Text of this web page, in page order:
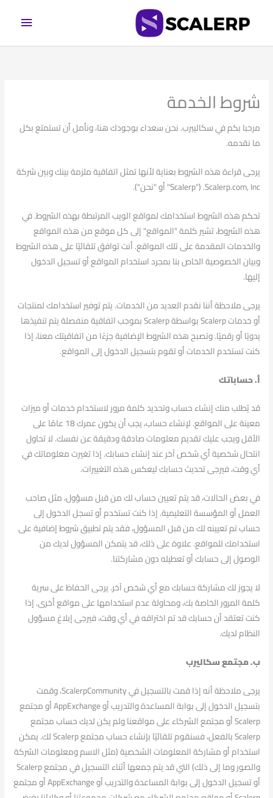
شروط الخدمة
مرحبا بكم في سكاليبرب. نحن سعداء بوجودك هنا، ونأمل أن تستمتع بكل
ما نقدمه.
يرجى قراءة هذه الشروط بعناية لأنها تمثل اتفاقية ملزمة بينك وبين شركة
Scalerp.com, Inc. ("Scalerp" أو "نحن").
تحكم هذه الشروط استخدامك لمواقع الويب المرتبطة بهذه الشروط. في
هذه الشروط، تشير كلمة "المواقع" إلى كل موقع من هذه المواقع
والخدمات المقدمة على تلك المواقع. أنت توافق تلقائيًا على هذه الشروط
وبيان الخصوصية الخاص بنا بمجرد استخدام المواقع أو تسجيل الدخول
إليها.
يرجى ملاحظة أننا نقدم العديد من الخدمات. يتم توفير استخدامك لمنتجات
أو خدمات Scalerp بواسطة Scalerp بموجب اتفاقية منفصلة يتم تنفيذها
يدويًا أو رقميًا. وتصبح هذه الشروط الإضافية جزءًا من اتفاقيتك معنا، إذا
كنت تستخدم الخدمات أو تقوم بتسجيل الدخول إلى المواقع.
أ. حساباتك
قد يُطلب منك إنشاء حساب وتحديد كلمة مرور لاستخدام خدمات أو ميزات
معينة على المواقع. لإنشاء حساب، يجب أن يكون عمرك 18 عامًا على
الأقل ويجب عليك تقديم معلومات صادقة ودقيقة عن نفسك. لا تحاول
انتحال شخصية أي شخص آخر عند إنشاء حسابك. إذا تغيرت معلوماتك في
أي وقت، فيرجى تحديث حسابك ليعكس هذه التغييرات.
في بعض الحالات، قد يتم تعيين حساب لك من قبل مسؤول، مثل صاحب
العمل أو المؤسسة التعليمية. إذا كنت تستخدم أو تسجل الدخول إلى
حساب تم تعيينه لك من قبل المسؤول، فقد يتم تطبيق شروط إضافية على
استخدامك للمواقع. علاوة على ذلك، قد يتمكن المسؤول لديك من
الوصول إلى حسابك أو تعطيله دون مشاركتنا.
لا يجوز لك مشاركة حسابك مع أي شخص آخر. يرجى الحفاظ على سرية
كلمة المرور الخاصة بك، ومحاولة عدم استخدامها على مواقع أخرى. إذا
كنت تعتقد أن حسابك قد تم اختراقه في أي وقت، فيرجى إبلاغ مسؤول
النظام لديك.
ب. مجتمع سكاليرب
يرجى ملاحظة أنه إذا قمت بالتسجيل في ScalerpCommunity، وقمت
بتسجيل الدخول إلى بوابة المساعدة والتدريب أو AppExchange أو مجتمع
Scalerp أو مجتمع الشركاء على مواقعنا ولم يكن لديك حساب مجتمع
Scalerp بالفعل، فسنقوم تلقائيًا بإنشاء حساب مجتمع Scalerp لك. يمكن
استخدام أو مشاركة المعلومات الشخصية (مثل الاسم ومعلومات الشركة
والصور وما إلى ذلك) التي قد يتم جمعها أثناء التسجيل في مجتمع Scalerp
أو تسجيل الدخول إلى بوابة المساعدة والتدريب أو AppExchange أو مجتمع